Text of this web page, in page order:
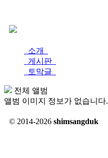
소개
게시판
토막글
전체 앨범
앨범 이미지 정보가 없습니다.
© 2014-2026 shimsangduk